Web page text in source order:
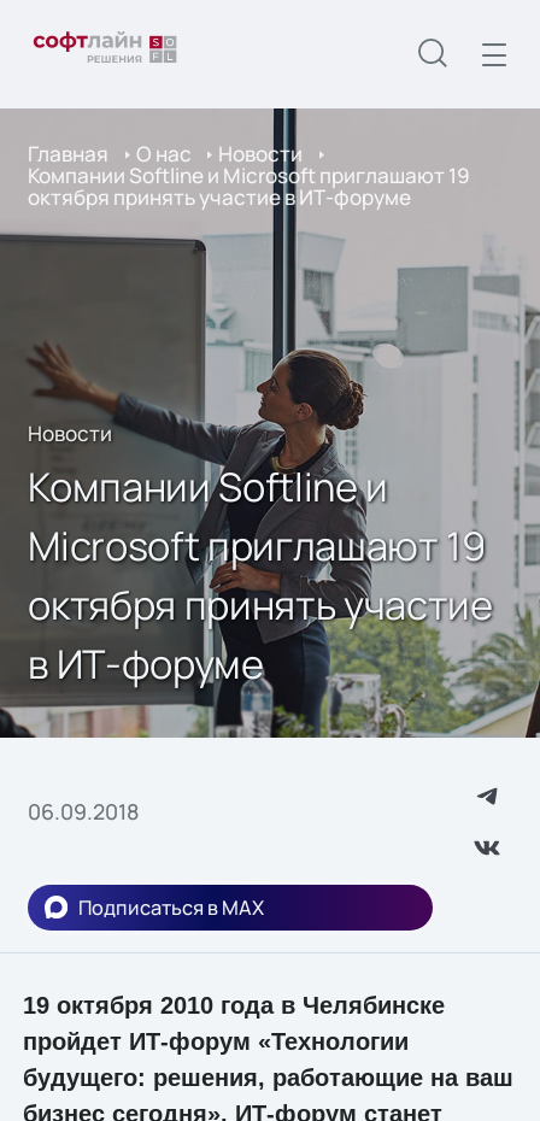
Главная О нас Новости
Компании Softline и Microsoft приглашают 19
октября принять участие в ИТ-форуме
Новости
Компании Softline и
Microsoft приглашают 19
октября принять участие
в ИТ-форуме
06.09.2018
Подписаться в MAX
19 октября 2010 года в Челябинске
пройдет ИТ-форум «Технологии
будущего: решения, работающие на ваш
бизнес сегодня». ИТ-форум станет